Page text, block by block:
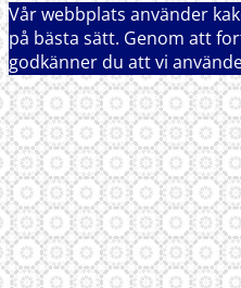
Vår webbplats använder
på bästa sätt. Genom att
godkänner du att vi